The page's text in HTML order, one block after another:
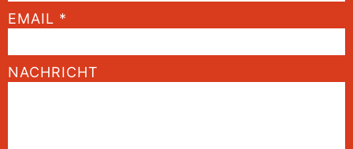
EMAIL *
NACHRICHT